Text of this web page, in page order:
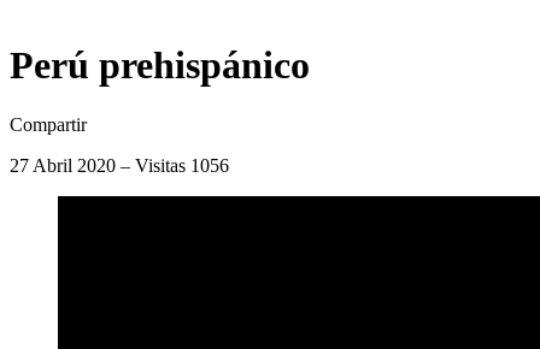
Perú prehispánico
Compartir
27 Abril 2020 – Visitas 1056